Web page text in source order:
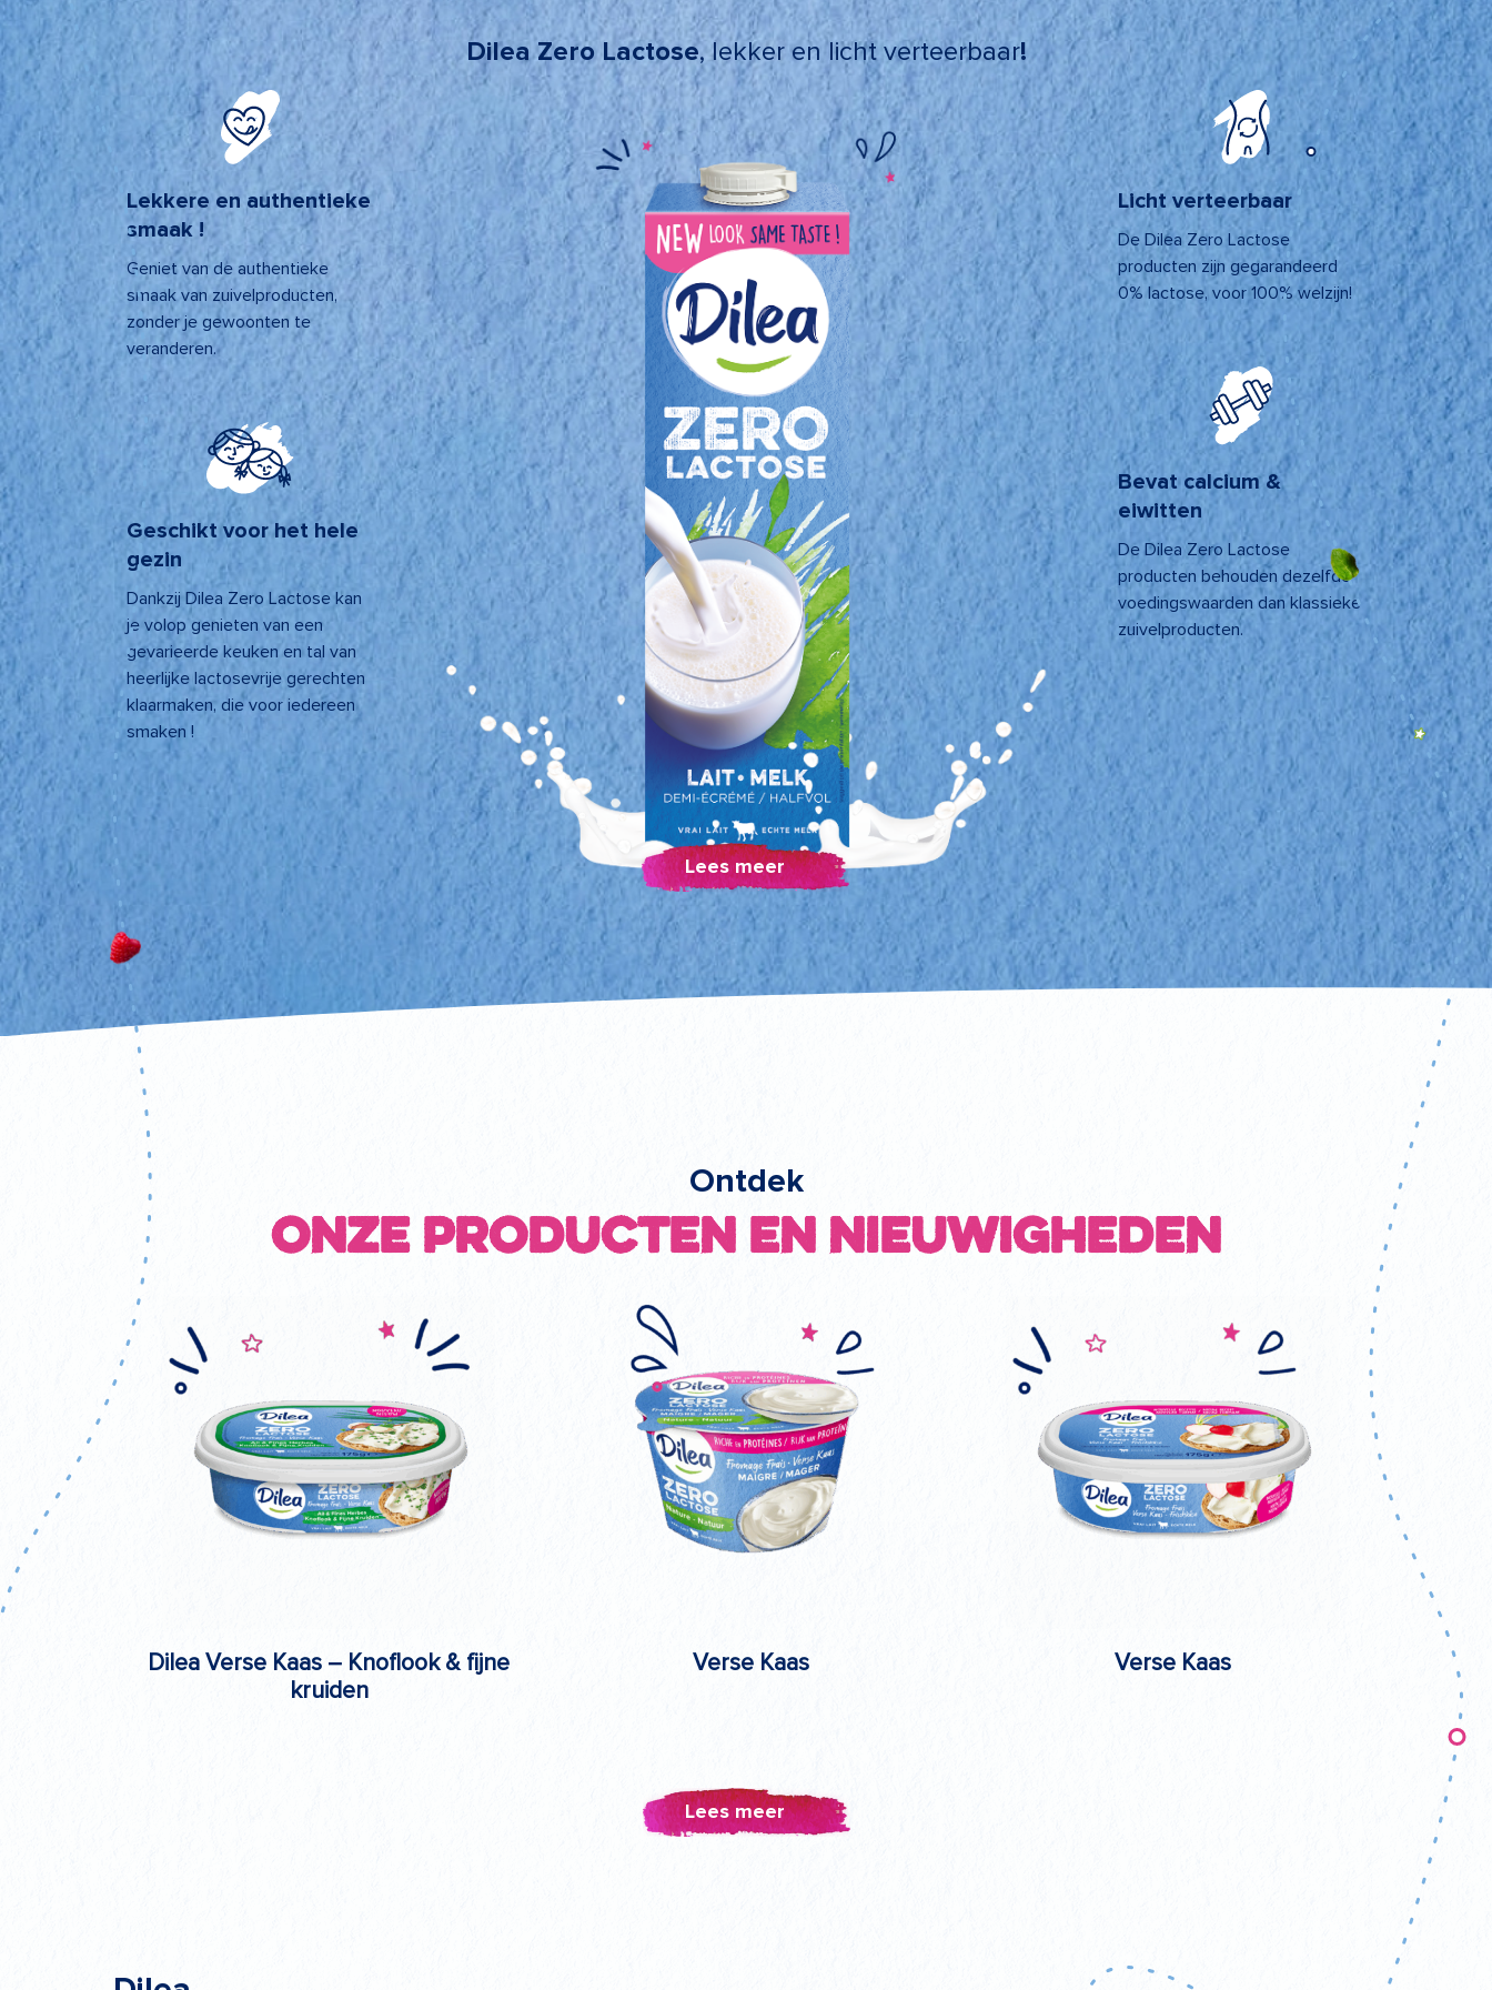
Dilea Zero Lactose, lekker en licht verteerbaar!
Lekkere en authentieke
smaak !
Geniet van de authentieke
smaak van zuivelproducten,
zonder je gewoonten te
veranderen.
Geschikt voor het hele
gezin
Dankzij Dilea Zero Lactose kan
je volop genieten van een
gevarieerde keuken en tal van
heerlijke lactosevrije gerechten
klaarmaken, die voor iedereen
smaken !
Lees meer
Licht verteerbaar
De Dilea Zero Lactose
producten zijn gegarandeerd
0% lactose, voor 100% welzijn!
Bevat calcium &
eiwitten
De Dilea Zero Lactose
producten behouden dezelfde
voedingswaarden dan klassieke
zuivelproducten.
Ontdek
onze producten en nieuwigheden
Dilea Verse Kaas – Knoflook & fijne
kruiden
Verse Kaas Verse Kaas
Lees meer